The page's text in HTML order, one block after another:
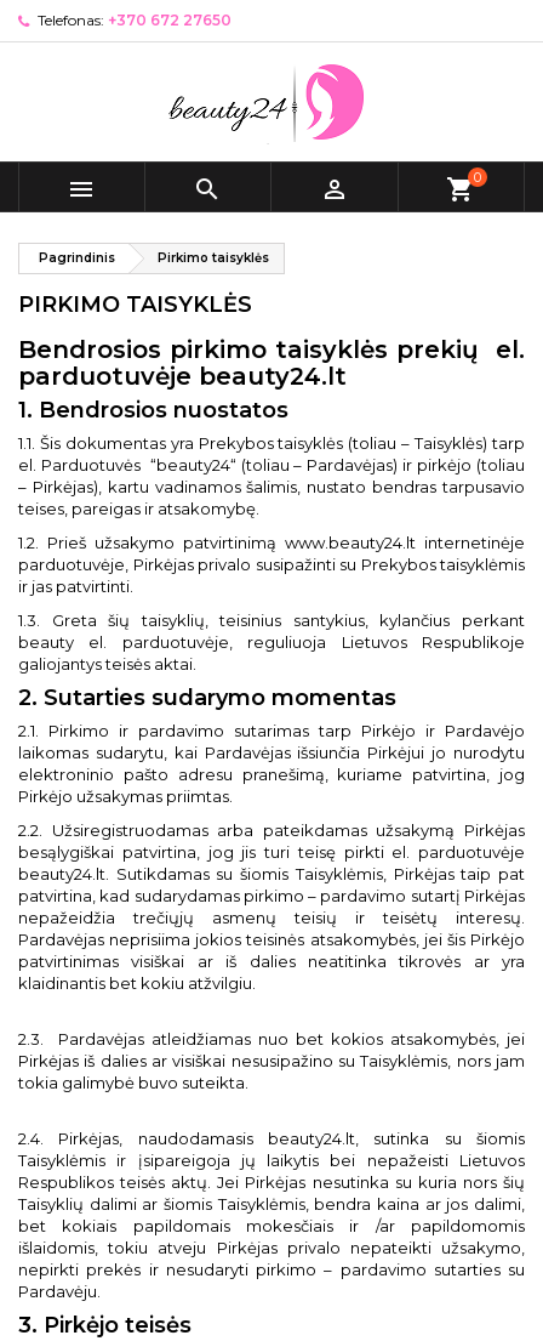
Telefonas: +370 672 27650
   shopping_cart0
Pagrindinis Pirkimo taisyklės
PIRKIMO TAISYKLĖS
Bendrosios pirkimo taisyklės prekių el.
parduotuvėje beauty24.lt
1. Bendrosios nuostatos
1.1. Šis dokumentas yra Prekybos taisyklės (toliau – Taisyklės) tarp
el. Parduotuvės “beauty24“ (toliau – Pardavėjas) ir pirkėjo (toliau
– Pirkėjas), kartu vadinamos šalimis, nustato bendras tarpusavio
teises, pareigas ir atsakomybę.
1.2. Prieš užsakymo patvirtinimą www.beauty24.lt internetinėje
parduotuvėje, Pirkėjas privalo susipažinti su Prekybos taisyklėmis
ir jas patvirtinti.
1.3. Greta šių taisyklių, teisinius santykius, kylančius perkant
beauty el. parduotuvėje, reguliuoja Lietuvos Respublikoje
galiojantys teisės aktai.
2. Sutarties sudarymo momentas
2.1. Pirkimo ir pardavimo sutarimas tarp Pirkėjo ir Pardavėjo
laikomas sudarytu, kai Pardavėjas išsiunčia Pirkėjui jo nurodytu
elektroninio pašto adresu pranešimą, kuriame patvirtina, jog
Pirkėjo užsakymas priimtas.
2.2. Užsiregistruodamas arba pateikdamas užsakymą Pirkėjas
besąlygiškai patvirtina, jog jis turi teisę pirkti el. parduotuvėje
beauty24.lt. Sutikdamas su šiomis Taisyklėmis, Pirkėjas taip pat
patvirtina, kad sudarydamas pirkimo – pardavimo sutartį Pirkėjas
nepažeidžia trečiųjų asmenų teisių ir teisėtų interesų.
Pardavėjas neprisiima jokios teisinės atsakomybės, jei šis Pirkėjo
patvirtinimas visiškai ar iš dalies neatitinka tikrovės ar yra
klaidinantis bet kokiu atžvilgiu.
2.3. Pardavėjas atleidžiamas nuo bet kokios atsakomybės, jei
Pirkėjas iš dalies ar visiškai nesusipažino su Taisyklėmis, nors jam
tokia galimybė buvo suteikta.
2.4. Pirkėjas, naudodamasis beauty24.lt, sutinka su šiomis
Taisyklėmis ir įsipareigoja jų laikytis bei nepažeisti Lietuvos
Respublikos teisės aktų. Jei Pirkėjas nesutinka su kuria nors šių
Taisyklių dalimi ar šiomis Taisyklėmis, bendra kaina ar jos dalimi,
bet kokiais papildomais mokesčiais ir /ar papildomomis
išlaidomis, tokiu atveju Pirkėjas privalo nepateikti užsakymo,
nepirkti prekės ir nesudaryti pirkimo – pardavimo sutarties su
Pardavėju.
3. Pirkėjo teisės